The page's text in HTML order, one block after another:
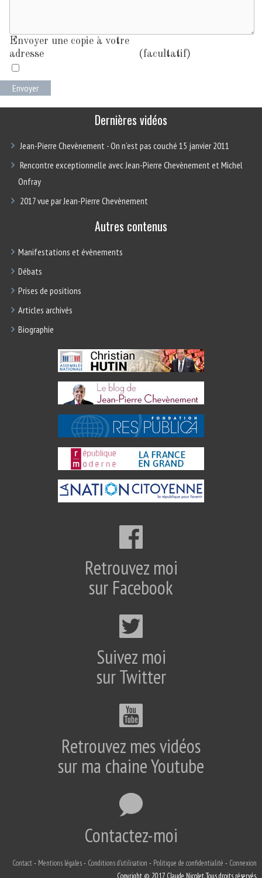
Envoyer une copie à votre
adresse
(facultatif)
Envoyer
Dernières vidéos
Jean-Pierre Chevènement - On n’est pas couché 15 janvier 2011
Rencontre exceptionnelle avec Jean-Pierre Chevènement et Michel
Onfray
2017 vue par Jean-Pierre Chevènement
Autres contenus
Manifestations et évènements
Débats
Prises de positions
Articles archivés
Biographie
Retrouvez moi
sur Facebook
Suivez moi
sur Twitter
Retrouvez mes vidéos
sur ma chaine Youtube
Contactez-moi
Contact Mentions légales Conditions d'utilisation Politique de confidentialité
Connexion
Copyright © 2017 Claude Nicolet. Tous droits réservés.